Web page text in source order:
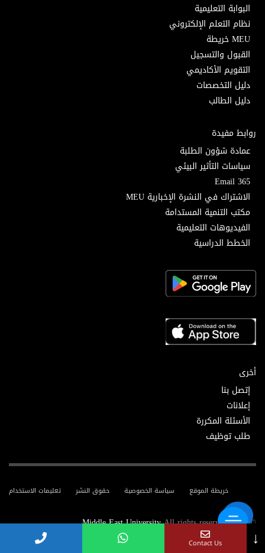
البوابة التعليمية
نظام التعلم الإلكتروني
MEU خريطة
القبول والتسجيل
التقويم الأكاديمي
دليل التخصصات
دليل الطالب
روابط مفيدة
عمادة شؤون الطلبة
سياسات التأثير البيئي
Email 365
الاشتراك في النشرة الإخبارية MEU
مكتب التنمية المستدامة
الفيديوهات التعليمية
الخطط الدراسية
أخرى
إتصل بنا
إعلانات
الأسئلة المكررة
طلب توظيف
تعليمات الاستخدام حقوق النشر سياسة الخصوصية خريطة الموقع
© 2025
Middle East UniversityAll rights reserved.
↓
Contact Us